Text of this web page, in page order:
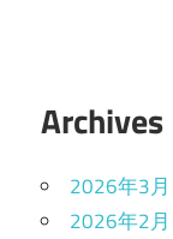
Archives
2026年3月
2026年2月